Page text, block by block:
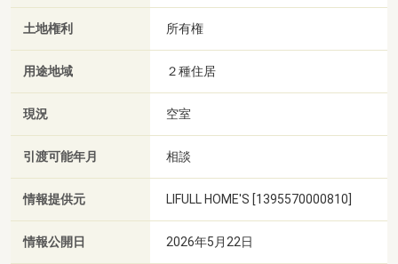
土地権利 所有権
用途地域 ２種住居
現況 空室
引渡可能年月 相談
情報提供元 LIFULL HOME'S [1395570000810]
情報公開日 2026年5月22日